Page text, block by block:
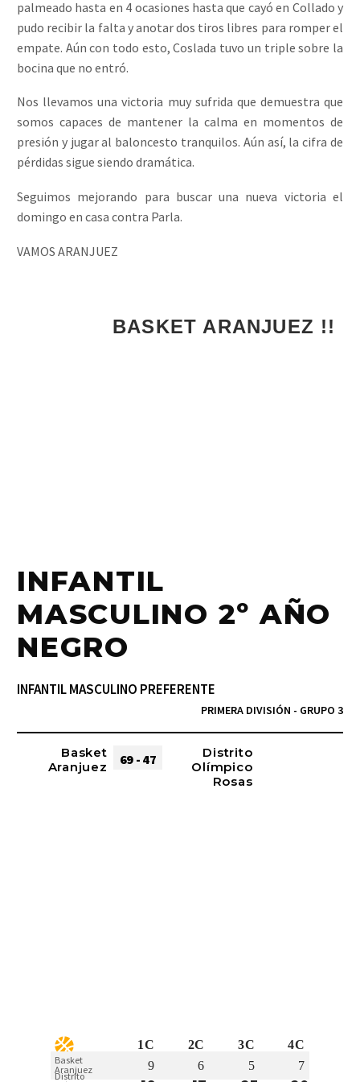
palmeado hasta en 4 ocasiones hasta que cayó en Collado y
pudo recibir la falta y anotar dos tiros libres para romper el
empate. Aún con todo esto, Coslada tuvo un triple sobre la
bocina que no entró.
Nos llevamos una victoria muy sufrida que demuestra que
somos capaces de mantener la calma en momentos de
presión y jugar al baloncesto tranquilos. Aún así, la cifra de
pérdidas sigue siendo dramática.
Seguimos mejorando para buscar una nueva victoria el
domingo en casa contra Parla.
VAMOS ARANJUEZ
BASKET ARANJUEZ !!!
INFANTIL
MASCULINO 2º AÑO
NEGRO
INFANTIL MASCULINO PREFERENTE
PRIMERA DIVISIÓN - GRUPO 3
Basket
Aranjuez
69 - 47
Distrito
Olímpico
Rosas
1C 2C 3C 4C
Basket
Aranjuez
9 6 5 7
Distrito